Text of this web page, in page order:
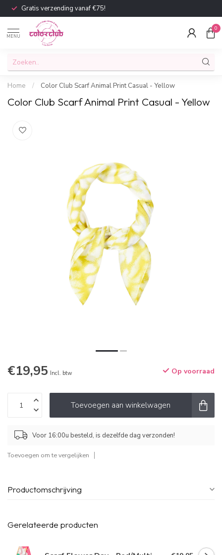
Gratis verzending vanaf €75!
MENU
0
Home / Color Club Scarf Animal Print Casual - Yellow
Color Club Scarf Animal Print Casual - Yellow
€19,95 Incl. btw Op voorraad
Toevoegen aan winkelwagen
Voor 16:00u besteld, is dezelfde dag verzonden!
Toevoegen om te vergelijken
Productomschrijving
Gerelateerde producten